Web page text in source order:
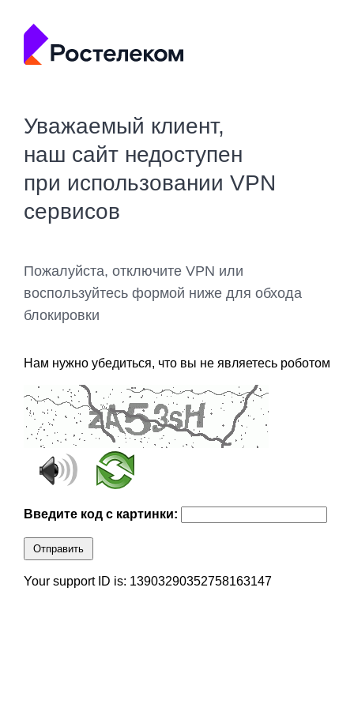
Уважаемый клиент,
наш сайт недоступен
при использовании VPN
сервисов
Пожалуйста, отключите VPN или
воспользуйтесь формой ниже для обхода
блокировки
Нам нужно убедиться, что вы не являетесь роботом
Введите код с картинки:
Отправить
Your support ID is: 13903290352758163147